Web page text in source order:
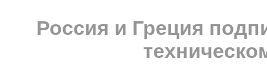
Россия и Греция